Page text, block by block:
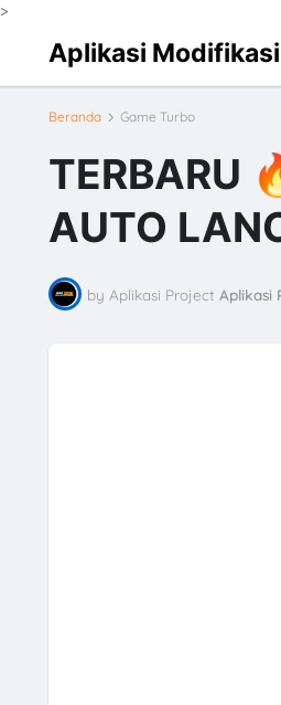
>
Aplikasi
Beranda Game Turbo
TERBARU
AUTO
by Aplikasi Project Aplikasi